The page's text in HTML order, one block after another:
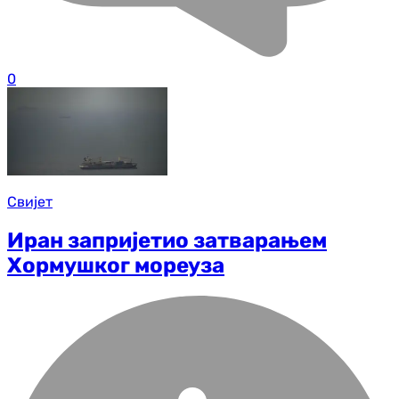
0
Свијет
Иран запријетио затварањем
Хормушког мореуза